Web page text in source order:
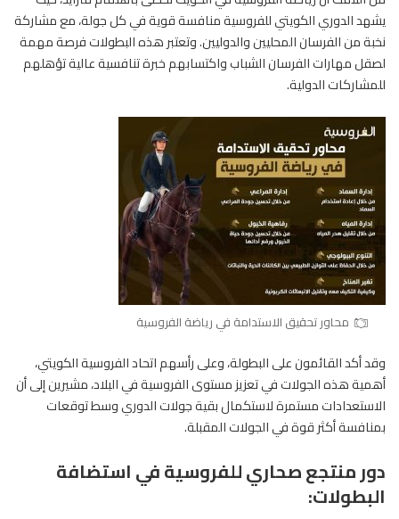
يشهد الدوري الكويتي للفروسية منافسة قوية في كل جولة، مع مشاركة
نخبة من الفرسان المحليين والدوليين. وتعتبر هذه البطولات فرصة مهمة
لصقل مهاراتالفرسانالشباب واكتسابهم خبرة تنافسية عالية تؤهلهم
للمشاركات الدولية.
محاور تحقيق الاستدامة في رياضة الفروسية
وقد أكد القائمون على البطولة، وعلى رأسهم اتحاد الفروسية الكويتي،
أهمية هذه الجولات في تعزيز مستوى الفروسية في البلاد، مشيرين إلى أن
الاستعدادات مستمرة لاستكمال بقية جولات الدوري وسط توقعات
بمنافسة أكثر قوة في الجولات المقبلة.
دور منتجع صحاري للفروسية في استضافة
البطولات: